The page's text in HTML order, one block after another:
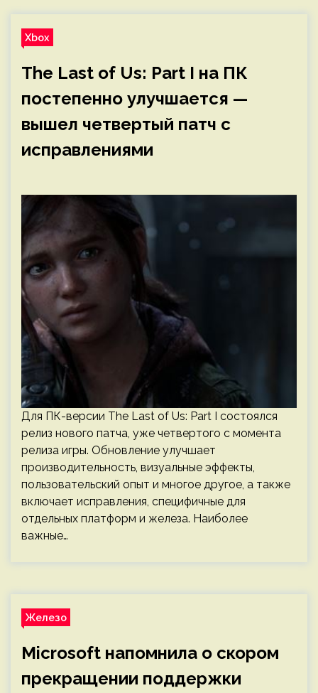
Xbox
The Last of Us: Part I на ПК
постепенно улучшается —
вышел четвертый патч с
исправлениями
Для ПК-версии The Last of Us: Part I состоялся
релиз нового патча, уже четвертого с момента
релиза игры. Обновление улучшает
производительность, визуальные эффекты,
пользовательский опыт и многое другое, а также
включает исправления, специфичные для
отдельных платформ и железа. Наиболее
важные…
Железо
Microsoft напомнила о скором
прекращении поддержки